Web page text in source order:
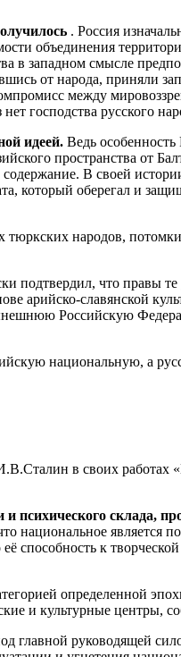
. Россия
объединения
западном смысле
от народа, приняли
между
господства русского
идеей. Ведь
пространства от
В своей
который оберегал и
народов,
что правы
арийско-славянской
Российскую
национальную, а
в своих
психического склада,
является
способность к
определенной
и культурные центры,
главной руководящей